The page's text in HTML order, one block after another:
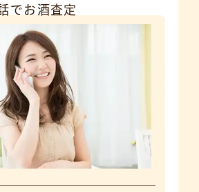
でお酒査定